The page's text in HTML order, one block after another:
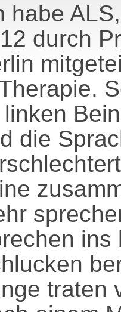
habe
durch
linken
die
ins
traten